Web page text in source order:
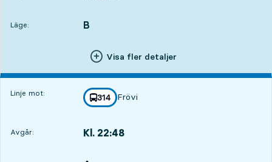
Läge:
LÄGE, B
,
Visa fler detaljer
Linje mot: linje
314
mot
Frövi
,
Avgår: Kl. 22:48